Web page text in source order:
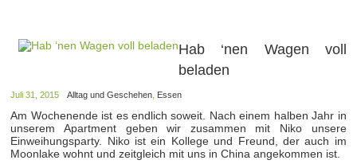
Hab ‘nen Wagen voll
beladen
Juli 31, 2015 Alltag und Geschehen Essen
Am Wochenende ist es endlich soweit. Nach einem halben Jahr in
unserem Apartment geben wir zusammen mit Niko unsere
Einweihungsparty. Niko ist ein Kollege und Freund, der auch im
Moonlake wohnt und zeitgleich mit uns in China angekommen ist.